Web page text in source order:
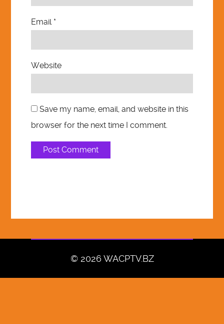
Email *
Website
Save my name, email, and website in this
browser for the next time I comment.
© 2026 WACPTV.BZ